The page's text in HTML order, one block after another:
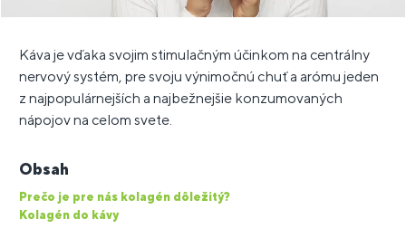
Káva je vďaka svojim stimulačným účinkom na centrálny
nervový systém, pre svoju výnimočnú chuť a arómu jeden
z najpopulárnejších a najbežnejšie konzumovaných
nápojov na celom svete.
Obsah
Prečo je pre nás kolagén dôležitý?
Kolagén do kávy